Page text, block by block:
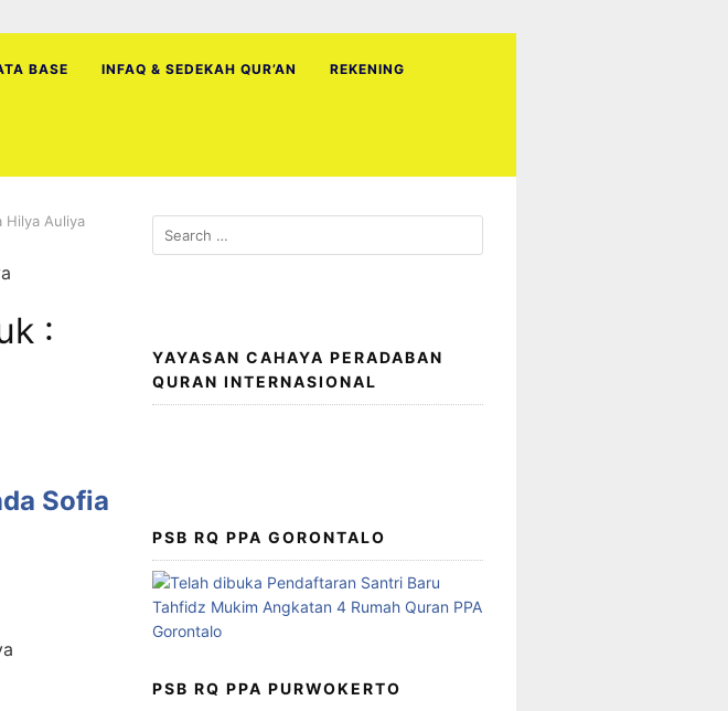
BASE INFAQ & SEDEKAH QUR’AN REKENING
Hilya Auliya
:
Sofia
Search
for:
YAYASAN CAHAYA PERADABAN
QURAN INTERNASIONAL
PSB RQ PPA GORONTALO
PSB RQ PPA PURWOKERTO